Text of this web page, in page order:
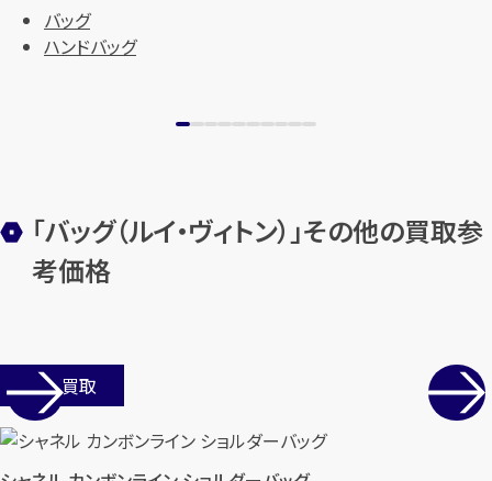
バッグ
ハンドバッグ
「バッグ（ルイ・ヴィトン）」その他の買取参
考価格
店舗買取